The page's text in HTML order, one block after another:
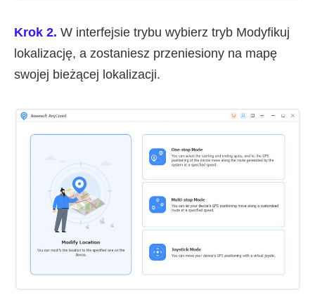
Krok 2. W interfejsie trybu wybierz tryb Modyfikuj
lokalizację, a zostaniesz przeniesiony na mapę
swojej bieżącej lokalizacji.